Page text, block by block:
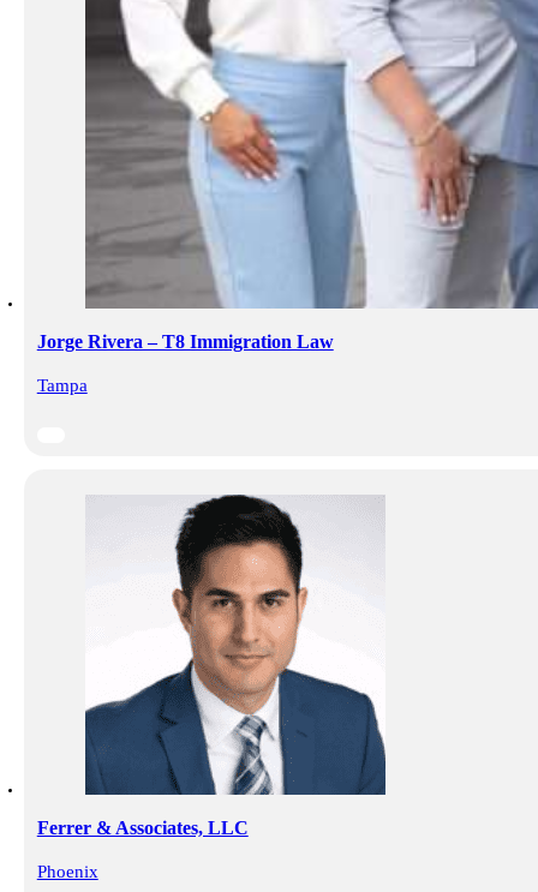
Jorge Rivera – T8 Immigration Law
Tampa
Ferrer & Associates, LLC
Phoenix